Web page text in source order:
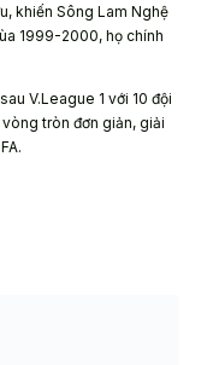
khiến Sông Lam Nghệ
1999-2000, họ chính
V.League 1 với 10 đội
tròn đơn giản, giải